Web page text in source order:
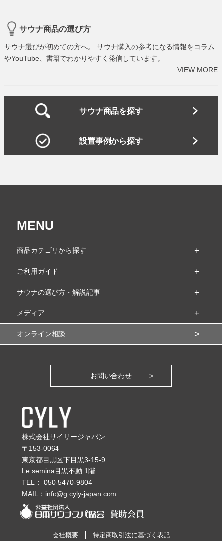
サウナ商品の選び方
サウナ選びが初めての方へ。 サウナ購入の参考になる情報をコラム
やYouTube、書籍でわかりやすく発信しています。
VIEW MORE
サウナ商品を探す
設置事例から探す
MENU
商品カテゴリから探す
ご利用ガイド
サウナの選び方・解説記事
メディア
オンライン相談
お問い合わせ
株式会社サイリージャパン
〒153-0064
東京都目黒区下目黒3-15-9
Le semina目黒不動 1階
TEL： 050-5470-9804
MAIL： info@g.cyly-japan.com
会社概要 特定商取引法に基づく表記